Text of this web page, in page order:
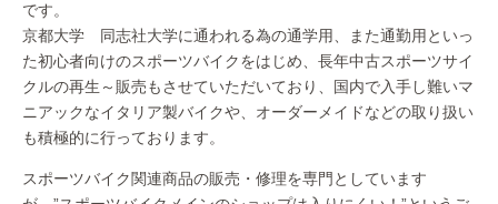
です。
京都大学 同志社大学に通われる為の通学用、また通勤用といっ
た初心者向けのスポーツバイクをはじめ、長年中古スポーツサイ
クルの再生～販売もさせていただいており、国内で入手し難いマ
ニアックなイタリア製バイクや、オーダーメイドなどの取り扱い
も積極的に行っております。
スポーツバイク関連商品の販売・修理を専門としています